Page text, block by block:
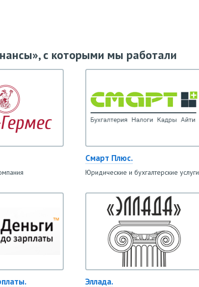
с которыми мы работали
Смарт Плюс.
Юридические и бухгалтерские услуги
Эллада.